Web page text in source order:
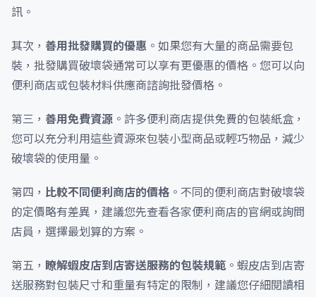
訊。
其次， 善用批發購買的優惠 。如果您有大量的商品需要包
裝，批發購買破壞袋通常可以享有更優惠的價格。您可以向
便利商店或包裝材料供應商諮詢批發價格。
第三， 善用免費資源 。許多便利商店提供免費的包裝紙盒，
您可以充分利用這些資源來包裝小型商品或輕巧物品，減少
破壞袋的使用量。
第四， 比較不同便利商店的價格 。不同的便利商店對破壞袋
的定價略有差異，建議您先查看各家便利商店的官網或詢問
店員，選擇最划算的方案。
第五， 瞭解蝦皮店到店寄送服務的包裝規範 。蝦皮店到店寄
送服務對包裝尺寸和重量有特定的限制，建議您仔細閱讀相